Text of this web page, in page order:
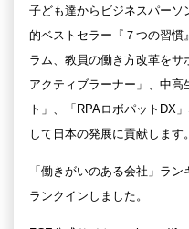
子ども達からビジネスパーソ
的ベストセラー『７つの習
ラム、教員の働き方改革を
アクティブラーナー」、中高
ト」、「RPAロボパットDX
して日本の発展に貢献します。
「働きがいのある会社」ラ
ランクインしました。